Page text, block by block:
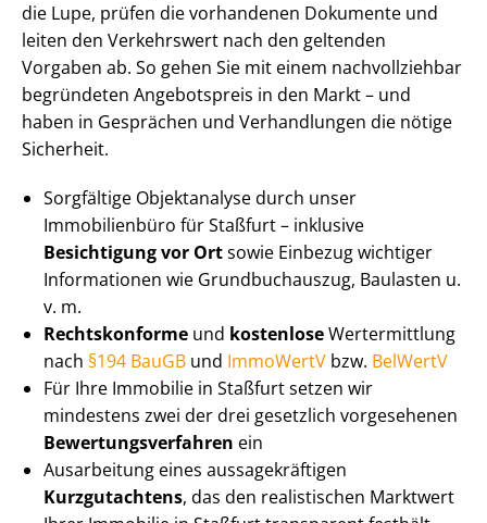
die Lupe, prüfen die vorhandenen Dokumente und
leiten den Verkehrswert nach den geltenden
Vorgaben ab. So gehen Sie mit einem nachvollziehbar
begründeten Angebotspreis in den Markt – und
haben in Gesprächen und Verhandlungen die nötige
Sicherheit.
Sorgfältige Objektanalyse durch unser
Immobilienbüro für Staßfurt – inklusive
Besichtigung vor Ortsowie Einbezug wichtiger
Informationen wie Grundbuchauszug, Baulasten u.
v. m.
Rechtskonforme und kostenloseWertermittlung
nach §194 BauGB und ImmoWertV bzw. BelWertV
Für Ihre Immobilie in Staßfurt setzen wir
mindestens zwei der drei gesetzlich vorgesehenen
Be­wer­tungs­ver­fah­ren ein
Ausarbeitung eines aus­sa­ge­kräf­ti­gen
Kurzgutachtens, das den realistischen Marktwert